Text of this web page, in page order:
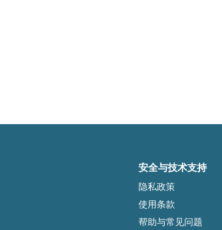
安全与技术支持
隐私政策
使用条款
帮助与常见问题